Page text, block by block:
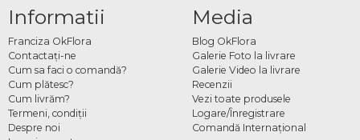
Informatii
Franciza OkFlora
Contactaţi-ne
Cum sa faci o comandă?
Cum plătesc?
Cum livrăm?
Termeni, condiţii
Despre noi
Media
Blog OkFlora
Galerie Foto la livrare
Galerie Video la livrare
Recenzii
Vezi toate produsele
Logare/Înregistrare
Comandă Internațional